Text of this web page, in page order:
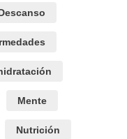
Mente
Nutrición